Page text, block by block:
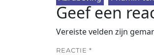
Geef een
Vereiste velden zijn
REACTIE *